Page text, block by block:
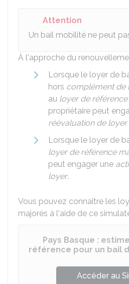
Attention
Un bail mobilité ne peut
À l'approche du
Lorsque le loyer de
hors complément de
au loyer de
propriétaire peut
réévaluation de loyer
Lorsque le loyer de
loyer de référence
peut engager une
loyer.
Vous pouvez connaître les
majorés à l'aide de ce
Pays Basque :
référence pour un bail
Accéder au